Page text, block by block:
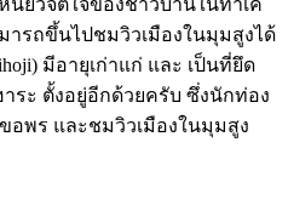
ารถขึ้นไปชมวิวเมืองในมุมสูงได้
มีอายุเก่าแก่ และ เป็นที่ยึด
ระ ตั้งอยู่อีกด้วยครับ ซึ่งนักท่อง
อพร และชมวิวเมืองในมุมสูง